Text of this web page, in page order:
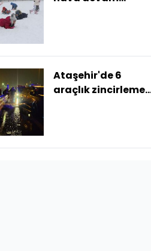
Ataşehir'de 6
araçlık zincirleme